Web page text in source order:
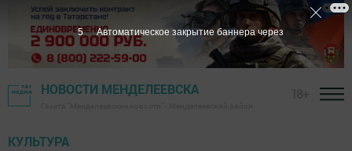
НОВОСТИ МЕНДЕЛЕЕВСКА
КУЛЬТУРА
4 Автоматическое закрытие баннера через